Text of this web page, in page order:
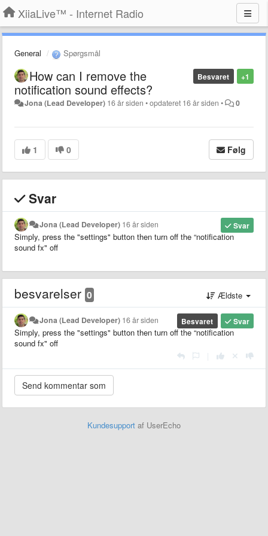
XiiaLive™ - Internet Radio
General Spørgsmål
+1
Besvaret
How can I remove the
notification sound effects?
Jona (Lead Developer) 16 år siden •opdateret 16 år siden • 0
1 0 Følg
Svar
Svar
Jona (Lead Developer) 16 år siden
Simply, press the "settings" button then turn off the “notification
sound fx" off
besvarelser 0 Ældste
Svar
Besvaret
Jona (Lead Developer) 16 år siden
Simply, press the "settings" button then turn off the “notification
sound fx" off
Kundesupport af UserEcho